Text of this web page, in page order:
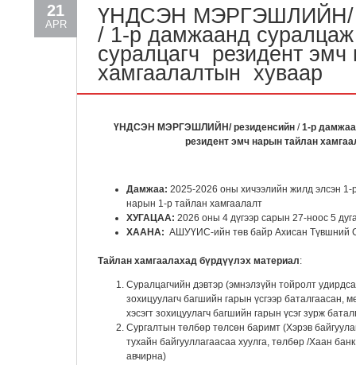
21
APR
ҮНДСЭН МЭРГЭШЛИЙН/
/ 1-р дамжаанд суралцаж
суралцагч резидент
хамгаалалтын хуваар
ҮНДСЭН МЭРГЭШЛИЙН/ резиденсийн/1-р
резидент эмч нарын тайлан
Дамжаа: 2025-2026 оны хичээлийн жилд элсэн
нарын 1-р тайлан хамгаалалт
ХУГАЦАА: 2026 оны 4 дүгээр сарын 27-ноос 5
ХААНА: АШУҮИС-ийн төв байр Ахисан Түвшний
Тайлан хамгаалахад бүрдүүлэх материал:
Суралцагчийн дэвтэр (эмнэлзүйн тойролт
зохицуулагч багшийн гарын үсгээр баталгаасан,
хэсэгт зохицуулагч багшийн гарын үсэг зурж
Сургалтын төлбөр төлсөн баримт (Хэрэв
тухайн байгууллагаасаа хуулга, төлбөр /Хаан
авчирна)